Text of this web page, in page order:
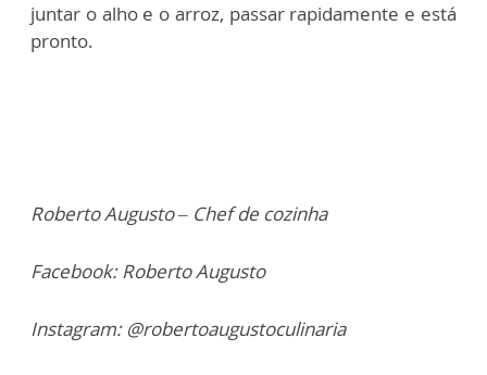
juntar o alho e o arroz, passar rapidamente e está
pronto.
Roberto Augusto – Chef de cozinha
Facebook: Roberto Augusto
Instagram: @robertoaugustoculinaria